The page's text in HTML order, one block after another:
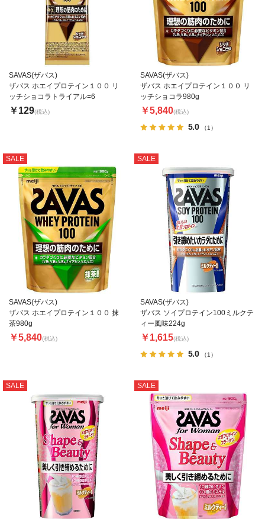
SAVAS(ザバス)
ザバス ホエイプロテイン１００ リ
ッチショコラトライアル=6
￥129(税込)
5.0 （1）
SAVAS(ザバス)
ザバス ホエイプロテイン１００ リ
ッチショコラ980g
￥5,840(税込)
SALE
SAVAS(ザバス)
ザバス ホエイプロテイン１００ 抹
茶980g
￥5,840(税込)
SALE
5.0 （1）
SAVAS(ザバス)
ザバス ソイプロテイン100ミルクテ
ィー風味224g
￥1,615(税込)
SALE SALE